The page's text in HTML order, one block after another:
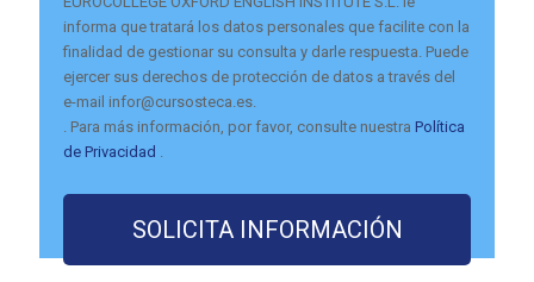
informa que tratará los datos personales que facilite con la
finalidad de gestionar su consulta y darle respuesta. Puede
ejercer sus derechos de protección de datos a través del
e-mail infor@cursosteca.es.
. Para más información, por favor, consulte nuestra Política
de Privacidad .